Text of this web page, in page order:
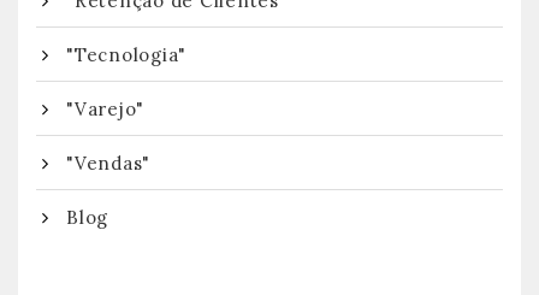
"Tecnologia"
"Varejo"
"Vendas"
Blog